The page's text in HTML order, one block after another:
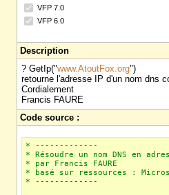
VFP 7.0
VFP 6.0
Description
? GetIp("www.AtoutFox.org")
retourne l'adresse IP d'un nom dns
Cordialement
Francis FAURE
Code source :
* -------------
* Résoudre un nom DNS en
* par Francis FAURE
* basé sur ressources :
* -------------